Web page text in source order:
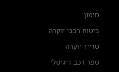
מימון
ביטוח רכבי יוקרה
טרייד יוקרה
ספר רכב דיגיטלי